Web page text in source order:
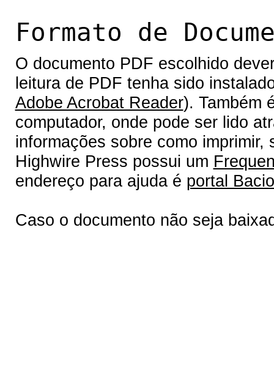
Formato de
O documento PDF escolhido
leitura de PDF tenha sido
Adobe Acrobat Reader). Também
computador, onde pode ser lido
informações sobre como
Highwire Press possui um
endereço para ajuda é portal
Caso o documento não seja